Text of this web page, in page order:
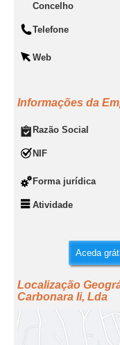
Concelho
Telefone
Web
Informações da
Razão Social
NIF
Forma jurídica
Atividade
Aceda
Localização
Carbonara Ii, Lda